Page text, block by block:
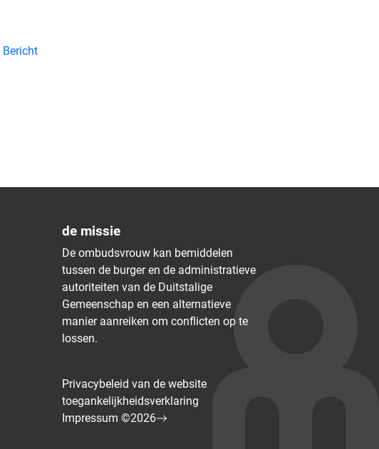
Bericht
de missie
De ombudsvrouw kan bemiddelen
tussen de burger en de administratieve
autoriteiten van de Duitstalige
Gemeenschap en een alternatieve
manier aanreiken om conflicten op te
lossen.
Privacybeleid van de website
toegankelijkheidsverklaring
Impressum ©2026